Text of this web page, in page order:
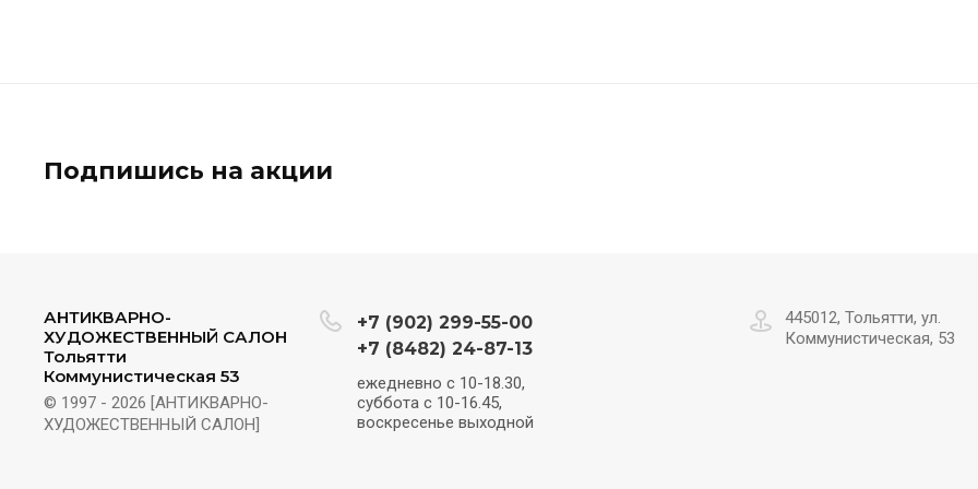
Подпишись на акции
АНТИКВАРНО-
ХУДОЖЕСТВЕННЫЙ САЛОН
Тольятти
Коммунистическая 53
© 1997 - 2026 [АНТИКВАРНО-
ХУДОЖЕСТВЕННЫЙ САЛОН]
+7 (902) 299-55-00
+7 (8482) 24-87-13
ежедневно с 10-18.30,
суббота с 10-16.45,
воскресенье выходной
445012, Тольятти, ул.
Коммунистическая, 53